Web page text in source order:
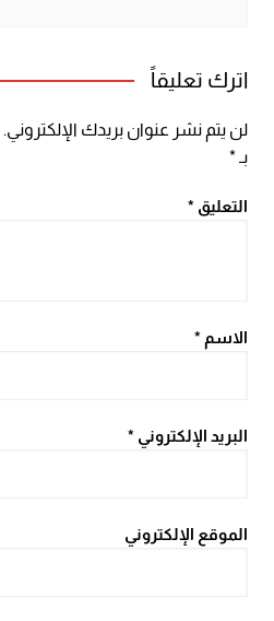
اترك تعليقاً
لن يتم نشر عنوان بريدك الإلكتروني.
بـ*
التعليق *
الاسم *
البريد الإلكتروني *
الموقع الإلكتروني